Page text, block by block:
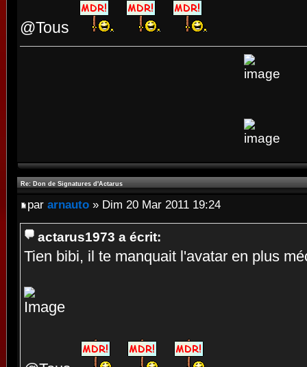
@Tous
Re: Don de Signatures d'Actarus
par arnauto » Dim 20 Mar 2011 19:24
actarus1973 a écrit:
Tien bibi, il te manquait l'avatar en plus